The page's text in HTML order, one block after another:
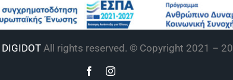
DIGIDOT All rights reserved. © Copyright 2021 –